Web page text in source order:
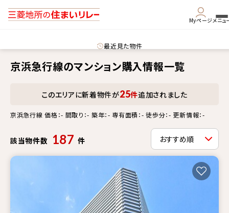
Myページメニュ
最近見た物件
京浜急行線のマンション購入情報一覧
このエリアに新着物件が25件追加されました
京浜急行線 価格：- 間取り：- 築年：- 専有面積：- 徒歩分：- 更新情報：-
該当物件数 187 件